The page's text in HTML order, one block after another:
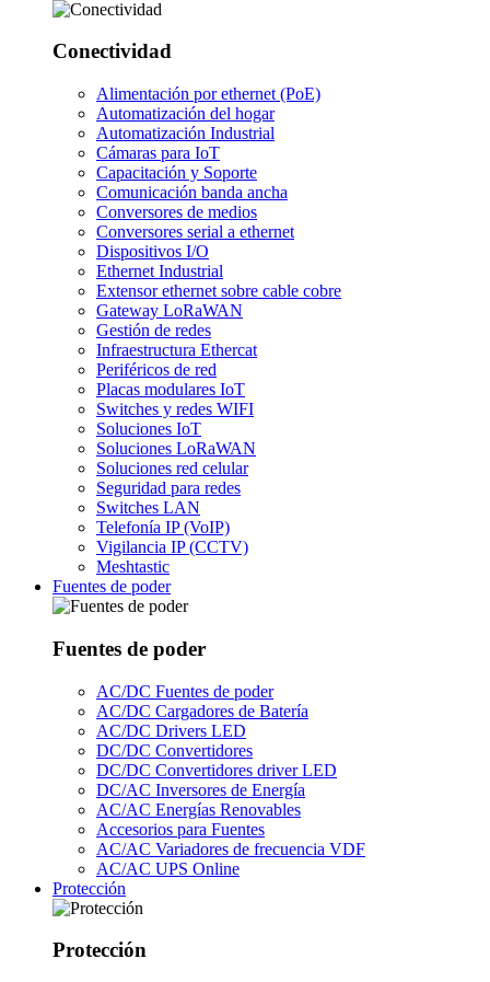
Conectividad
Alimentación por ethernet (PoE)
Automatización del hogar
Automatización Industrial
Cámaras para IoT
Capacitación y Soporte
Comunicación banda ancha
Conversores de medios
Conversores serial a ethernet
Dispositivos I/O
Ethernet Industrial
Extensor ethernet sobre cable cobre
Gateway LoRaWAN
Gestión de redes
Infraestructura Ethercat
Periféricos de red
Placas modulares IoT
Switches y redes WIFI
Soluciones IoT
Soluciones LoRaWAN
Soluciones red celular
Seguridad para redes
Switches LAN
Telefonía IP (VoIP)
Vigilancia IP (CCTV)
Meshtastic
Fuentes de poder
Fuentes de poder
AC/DC Fuentes de poder
AC/DC Cargadores de Batería
AC/DC Drivers LED
DC/DC Convertidores
DC/DC Convertidores driver LED
DC/AC Inversores de Energía
AC/AC Energías Renovables
Accesorios para Fuentes
AC/AC Variadores de frecuencia VDF
AC/AC UPS Online
Protección
Protección